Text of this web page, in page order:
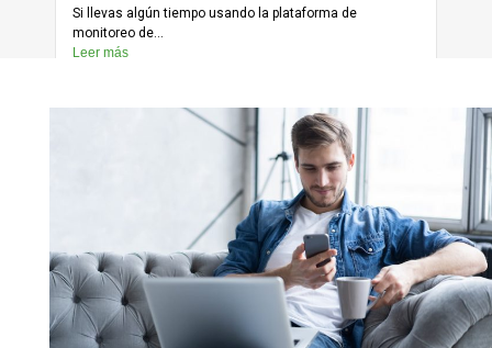
Si llevas algún tiempo usando la plataforma de
monitoreo de...
Leer más